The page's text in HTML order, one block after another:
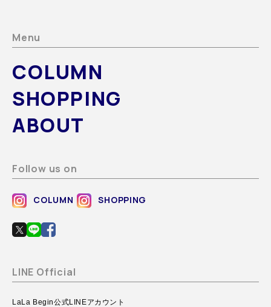
Menu
COLUMN
SHOPPING
ABOUT
Follow us on
COLUMN SHOPPING
LINE Official
LaLa Begin公式LINEアカウント